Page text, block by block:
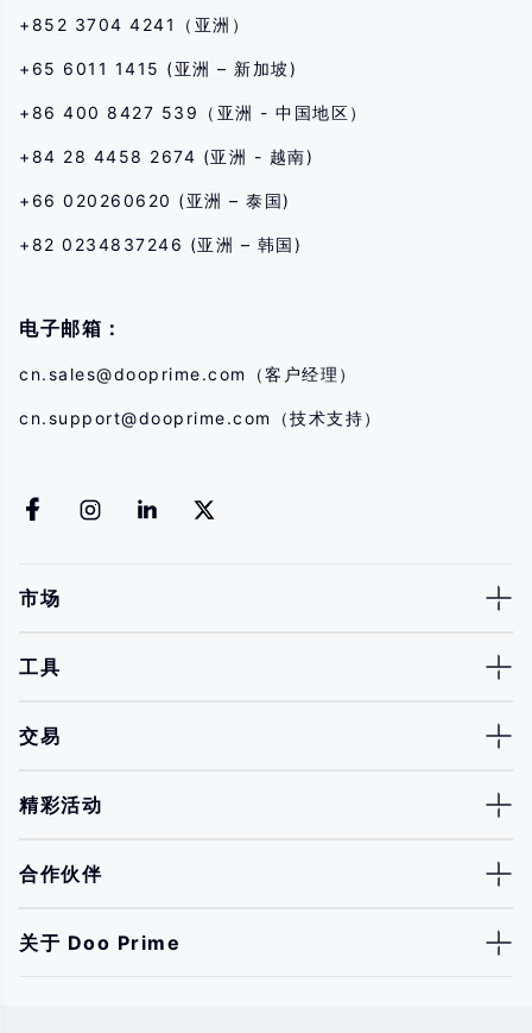
+852 3704 4241（亚洲）
+65 6011 1415 (亚洲 – 新加坡)
+86 400 8427 539（亚洲 - 中国地区）
+84 28 4458 2674 (亚洲 - 越南)
+66 020260620 (亚洲 – 泰国)
+82 0234837246 (亚洲 – 韩国)
电子邮箱：
cn.sales@dooprime.com （客户经理）
cn.support@dooprime.com （技术支持）
市场
工具
交易
精彩活动
合作伙伴
关于 Doo Prime